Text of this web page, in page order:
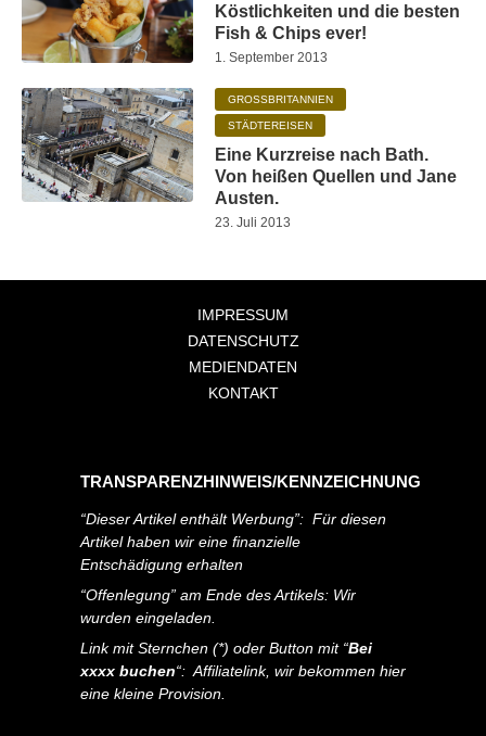
Köstlichkeiten und die besten
Fish & Chips ever!
1. September 2013
GROSSBRITANNIEN
STÄDTEREISEN
Eine Kurzreise nach Bath.
Von heißen Quellen und Jane
Austen.
23. Juli 2013
IMPRESSUM
DATENSCHUTZ
MEDIENDATEN
KONTAKT
TRANSPARENZHINWEIS/KENNZEICHNUNG
“Dieser Artikel enthält Werbung”: Für diesen
Artikel haben wir eine finanzielle
Entschädigung erhalten
“Offenlegung” am Ende des Artikels: Wir
wurden eingeladen.
Link mit Sternchen (*) oder Button mit “Bei
xxxx buchen“: Affiliatelink, wir bekommen hier
eine kleine Provision.